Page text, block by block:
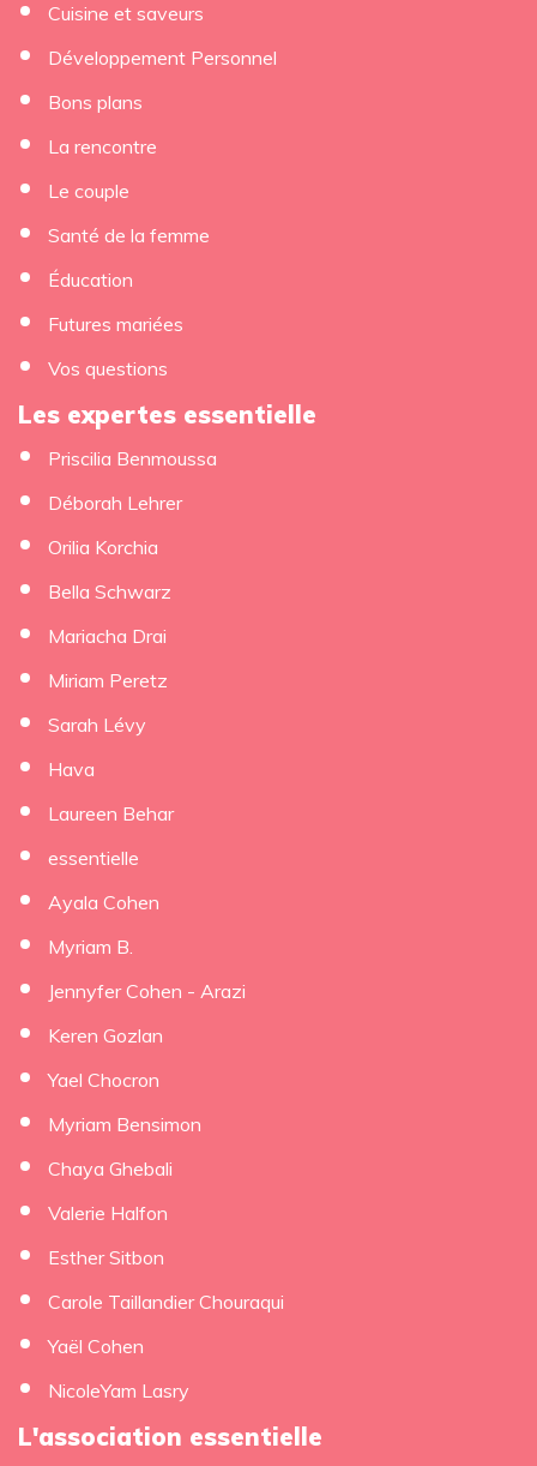
Cuisine et saveurs
Développement Personnel
Bons plans
La rencontre
Le couple
Santé de la femme
Éducation
Futures mariées
Vos questions
Les expertes essentielle
Priscilia Benmoussa
Déborah Lehrer
Orilia Korchia
Bella Schwarz
Mariacha Drai
Miriam Peretz
Sarah Lévy
Hava
Laureen Behar
essentielle
Ayala Cohen
Myriam B.
Jennyfer Cohen - Arazi
Keren Gozlan
Yael Chocron
Myriam Bensimon
Chaya Ghebali
Valerie Halfon
Esther Sitbon
Carole Taillandier Chouraqui
Yaël Cohen
NicoleYam Lasry
L'association essentielle